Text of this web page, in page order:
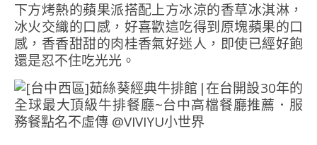
下方烤熱的蘋果派搭配上方冰涼的香草冰淇淋，
冰火交織的口感，好喜歡這吃得到原塊蘋果的口
感，香香甜甜的肉桂香氣好迷人，即使已經好飽
還是忍不住吃光光。